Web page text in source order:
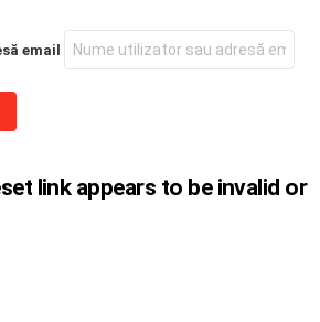
email
link appears to be invalid or